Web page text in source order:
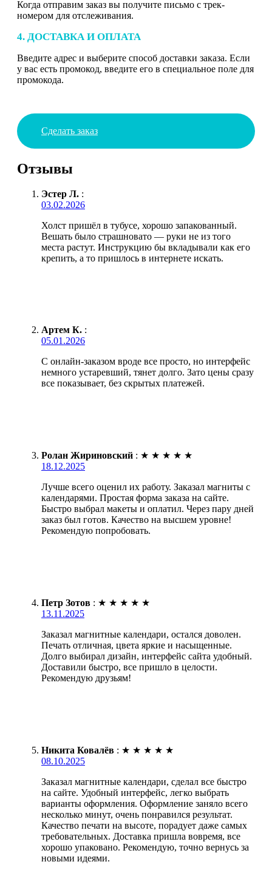
Когда отправим заказ вы получите письмо с трек-
номером для отслеживания.
4. ДОСТАВКА И ОПЛАТА
Введите адрес и выберите способ доставки заказа. Если
у вас есть промокод, введите его в специальное поле для
промокода.
Сделать заказ
Отзывы
Эстер Л. :
03.02.2026
Холст пришёл в тубусе, хорошо запакованный.
Вешать было страшновато — руки не из того
места растут. Инструкцию бы вкладывали как его
крепить, а то пришлось в интернете искать.
Артем К. :
05.01.2026
С онлайн-заказом вроде все просто, но интерфейс
немного устаревший, тянет долго. Зато цены сразу
все показывает, без скрытых платежей.
Ролан Жириновский : ★ ★ ★ ★ ★
18.12.2025
Лучше всего оценил их работу. Заказал магниты с
календарями. Простая форма заказа на сайте.
Быстро выбрал макеты и оплатил. Через пару дней
заказ был готов. Качество на высшем уровне!
Рекомендую попробовать.
Петр Зотов : ★ ★ ★ ★ ★
13.11.2025
Заказал магнитные календари, остался доволен.
Печать отличная, цвета яркие и насыщенные.
Долго выбирал дизайн, интерфейс сайта удобный.
Доставили быстро, все пришло в целости.
Рекомендую друзьям!
Никита Ковалёв : ★ ★ ★ ★ ★
08.10.2025
Заказал магнитные календари, сделал все быстро
на сайте. Удобный интерфейс, легко выбрать
варианты оформления. Оформление заняло всего
несколько минут, очень понравился результат.
Качество печати на высоте, порадует даже самых
требовательных. Доставка пришла вовремя, все
хорошо упаковано. Рекомендую, точно вернусь за
новыми идеями.